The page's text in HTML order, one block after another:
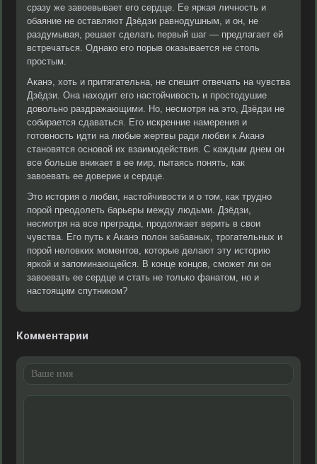
сразу же завоевывает его сердце. Ее яркая личность и
обаяние не оставляют Дзёдзи равнодушным, и он, не
раздумывая, решает сделать первый шаг — предлагает ей
встречаться. Однако его порыв оказывается не столь
простым.
Аканэ, хоть и притягательна, не спешит отвечать на чувства
Дзёдзи. Она находит его настойчивость и простодушие
довольно раздражающими. Но, несмотря на это, Дзёдзи не
собирается сдаваться. Его искренние намерения и
готовность идти на любые жертвы ради любви к Аканэ
становятся основой их взаимодействия. С каждым днем он
все больше вникает в ее мир, пытаясь понять, как
завоевать ее доверие и сердце.
Это история о любви, настойчивости и о том, как трудно
порой преодолеть барьеры между людьми. Дзёдзи,
несмотря на все преграды, продолжает верить в свои
чувства. Его путь к Аканэ полон забавных, трогательных и
порой неловких моментов, которые делают эту историю
яркой и запоминающейся. В конце концов, сможет ли он
завоевать ее сердце и стать не только фанатом, но и
настоящим спутником?
Комментарии